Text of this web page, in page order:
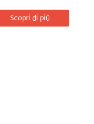
Scopri di più